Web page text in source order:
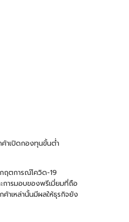
าเปิดกองทุนขั้นต่ำ
ฤตการณ์โควิด-19
การมอบของพรีเมี่ยมที่ถือ
าเหล่านั้นมีผลให้ธุรกิจยัง